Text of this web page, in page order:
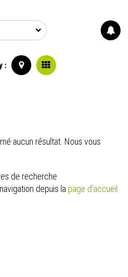
:
aucun résultat. Nous vous
de recherche
depuis la page d'accueil